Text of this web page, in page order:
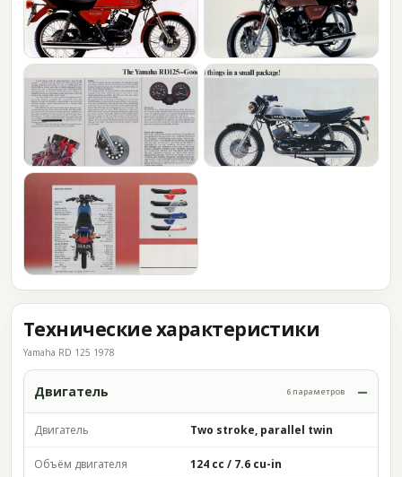
Технические характеристики
Yamaha RD 125 1978
Двигатель 6 параметров
Двигатель Two stroke, parallel twin
Объём двигателя 124 cc / 7.6 cu-in